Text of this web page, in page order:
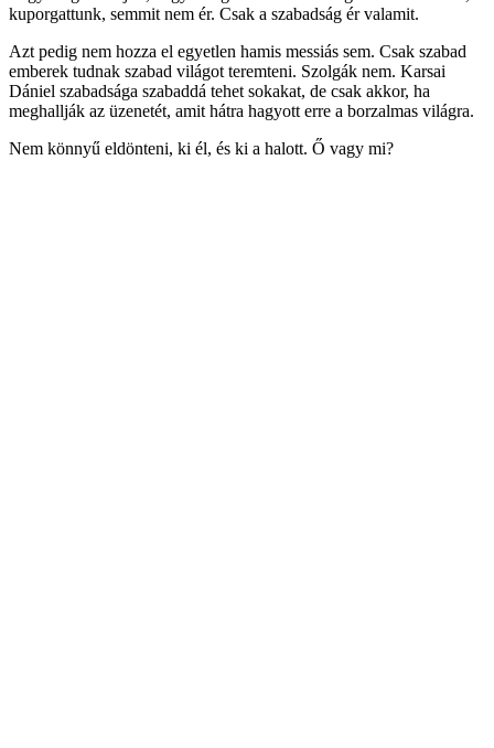
kuporgattunk, semmit nem ér. Csak a szabadság ér valamit.
Azt pedig nem hozza el egyetlen hamis messiás sem. Csak szabad
emberek tudnak szabad világot teremteni. Szolgák nem. Karsai
Dániel szabadsága szabaddá tehet sokakat, de csak akkor, ha
meghallják az üzenetét, amit hátra hagyott erre a borzalmas világra.
Nem könnyű eldönteni, ki él, és ki a halott. Ő vagy mi?